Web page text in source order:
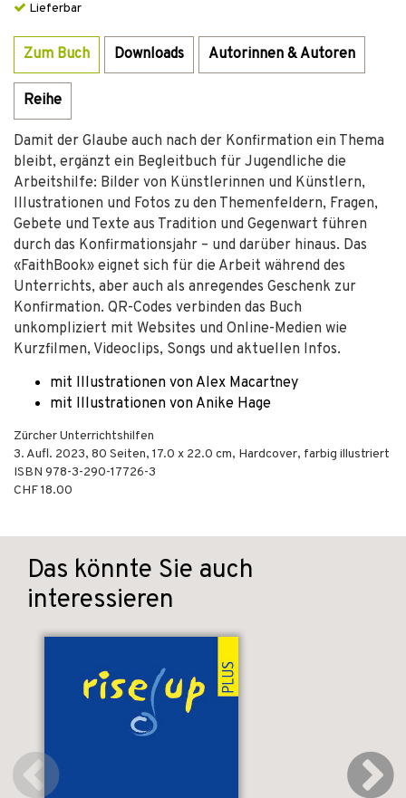
Lieferbar
Zum Buch Downloads Autorinnen & Autoren
Reihe
Damit der Glaube auch nach der Konfirmation ein Thema
bleibt, ergänzt ein Begleitbuch für Jugendliche die
Arbeitshilfe: Bilder von Künstlerinnen und Künstlern,
Illustrationen und Fotos zu den Themenfeldern, Fragen,
Gebete und Texte aus Tradition und Gegenwart führen
durch das Konfirmationsjahr – und darüber hinaus. Das
«FaithBook» eignet sich für die Arbeit während des
Unterrichts, aber auch als anregendes Geschenk zur
Konfirmation. QR-Codes verbinden das Buch
unkompliziert mit Websites und Online-Medien wie
Kurzfilmen, Videoclips, Songs und aktuellen Infos.
mit Illustrationen von Alex Macartney
mit Illustrationen von Anike Hage
Zürcher Unterrichtshilfen
3. Aufl. 2023, 80 Seiten, 17.0 x 22.0 cm, Hardcover, farbig illustriert
ISBN 978-3-290-17726-3
CHF 18.00
Das könnte Sie auch
interessieren